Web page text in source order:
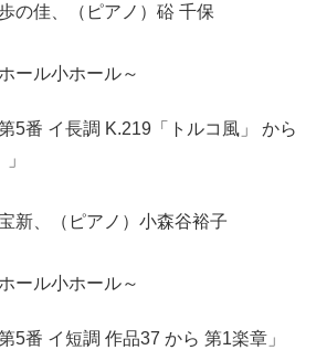
の佳、（ピアノ）硲 千保
ール小ホール～
5番 イ長調 K.219「トルコ風」 から
新、（ピアノ）小森谷裕子
ール小ホール～
5番 イ短調 作品37 から 第1楽章」